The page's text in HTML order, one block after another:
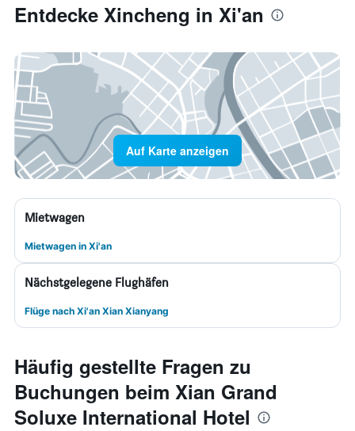
Entdecke Xincheng in Xi'an
Auf Karte anzeigen
Mietwagen
Mietwagen in Xi'an
Nächstgelegene Flughäfen
Flüge nach Xi'an Xian Xianyang
Häufig gestellte Fragen zu
Buchungen beim Xian Grand
Soluxe International Hotel